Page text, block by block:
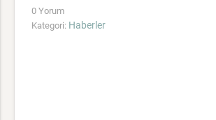
0 Yorum
Kategori: Haberler